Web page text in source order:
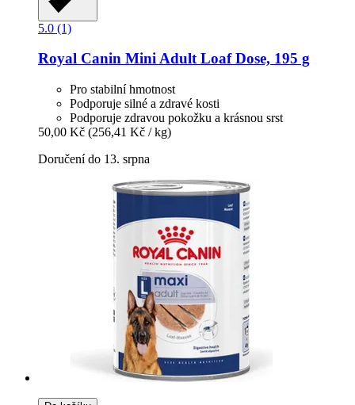
5.0 (1)
Royal Canin Mini Adult Loaf Dose, 195 g
Pro stabilní hmotnost
Podporuje silné a zdravé kosti
Podporuje zdravou pokožku a krásnou srst
50,00 Kč (256,41 Kč / kg)
Doručení do 13. srpna